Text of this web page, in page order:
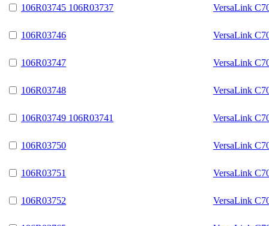
106R03745 106R03737 VersaLink
106R03746 VersaLink
106R03747 VersaLink
106R03748 VersaLink
106R03749 106R03741 VersaLink
106R03750 VersaLink
106R03751 VersaLink
106R03752 VersaLink